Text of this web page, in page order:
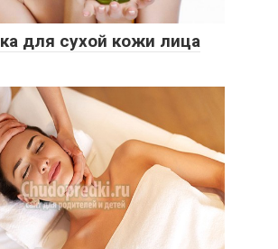
для сухой кожи лица